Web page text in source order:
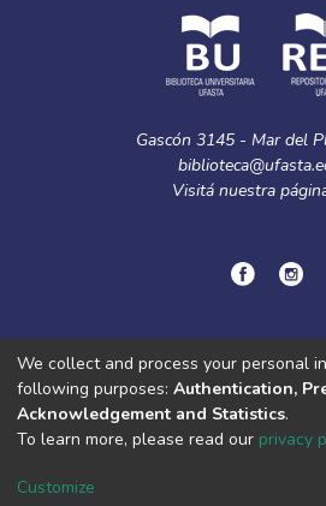
Gascón 3145 - Mar del
Visitá nuestra
© Copyright2024.Política
DSpace software copyright ©
Cookie
Privacy
End
We collect and process your personal
following purposes: Authentication,
Acknowledgement and Statistics.
To learn more, please read our privacy
Customize